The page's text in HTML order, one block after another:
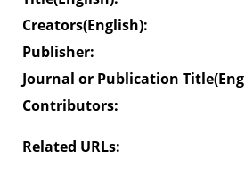
Creators(English):
Publisher:
Journal or Publication
Contributors:
Related URLs: